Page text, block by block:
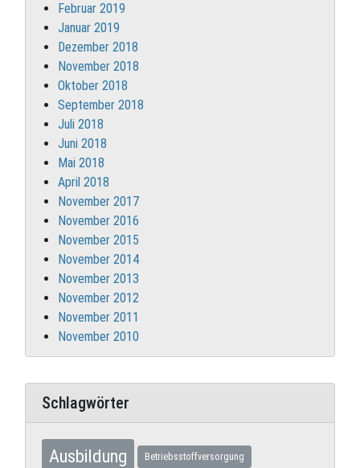
Februar 2019
Januar 2019
Dezember 2018
November 2018
Oktober 2018
September 2018
Juli 2018
Juni 2018
Mai 2018
April 2018
November 2017
November 2016
November 2015
November 2014
November 2013
November 2012
November 2011
November 2010
Schlagwörter
Ausbildung Betriebsstoffversorgung